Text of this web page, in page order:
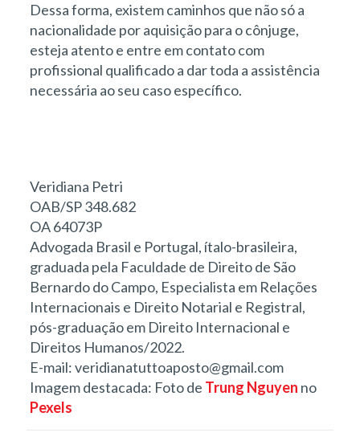
Dessa forma, existem caminhos que não só a
nacionalidade por aquisição para o cônjuge,
esteja atento e entre em contato com
profissional qualificado a dar toda a assistência
necessária ao seu caso específico.
Veridiana Petri
OAB/SP 348.682
OA 64073P
Advogada Brasil e Portugal, ítalo-brasileira,
graduada pela Faculdade de Direito de São
Bernardo do Campo, Especialista em Relações
Internacionais e Direito Notarial e Registral,
pós-graduação em Direito Internacional e
Direitos Humanos/2022.
E-mail: veridianatuttoaposto@gmail.com
Imagem destacada: Foto de Trung Nguyen no
Pexels